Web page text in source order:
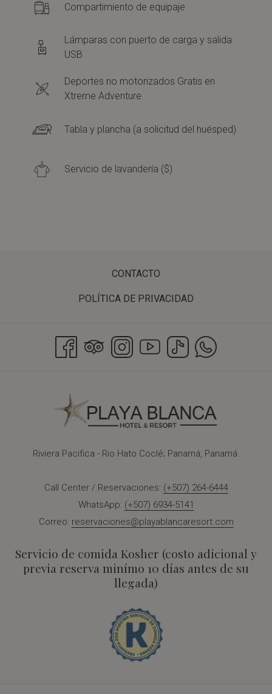
Compartimiento de equipaje
Lámparas con puerto de carga y salida
USB
Deportes no motorizados Gratis en
Xtreme Adventure
Tabla y plancha (a solicitud del huésped)
Servicio de lavandería ($)
CONTACTO
POLÍTICA DE PRIVACIDAD
Riviera Pacifica - Rio Hato Coclé; Panamá, Panamá.
Call Center / Reservaciones: (+507) 264-6444
WhatsApp: (+507) 6934-5141
Correo: reservaciones@playablancaresort.com
Servicio de comida Kosher (costo adicional y
previa reserva minímo 10 días antes de su
llegada)